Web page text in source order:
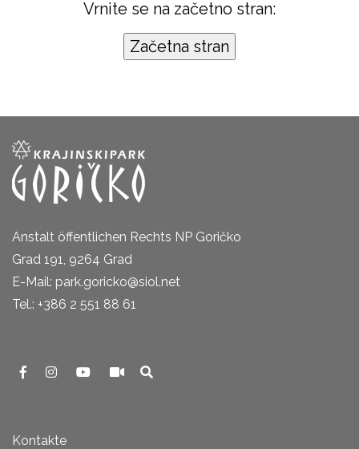
Vrnite se na začetno stran:
Anstalt öffentlichen Rechts NP Goričko
Grad 191, 9264 Grad
E-Mail: park.goricko@siol.net
Tel.: +386 2 551 88 61
Kontakte